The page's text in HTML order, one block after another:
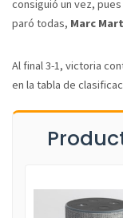
consiguió un vez,
paró todas, Marc
Al final 3-1, victoria
en la tabla de